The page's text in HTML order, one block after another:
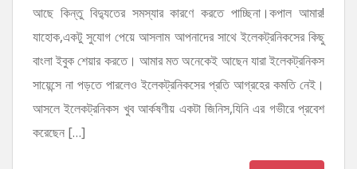
আছে কিন্তু বিদ্যুতের সমস্যার কারণে করতে পাচ্ছিনা।কপাল আমার!
যাহোক,একটু সুযোগ পেয়ে আসলাম আপনাদের সাথে ইলেকট্রনিকসের কিছু
বাংলা ইবুক শেয়ার করতে। আমার মত অনেকেই আছেন যারা ইলেকট্রনিকস
সায়েন্সে না পড়তে পারলেও ইলেকট্রনিকসের প্রতি আগ্রহের কমতি নেই।
আসলে ইলেকট্রনিকস খুব আর্কষণীয় একটা জিনিস,যিনি এর গভীরে প্রবেশ
করেছেন […]